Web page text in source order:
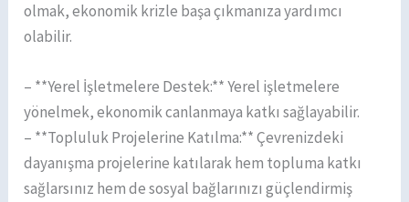
olmak, ekonomik krizle başa çıkmanıza yardımcı
olabilir.
– **Yerel İşletmelere Destek:** Yerel işletmelere
yönelmek, ekonomik canlanmaya katkı sağlayabilir.
– **Topluluk Projelerine Katılma:** Çevrenizdeki
dayanışma projelerine katılarak hem topluma katkı
sağlarsınız hem de sosyal bağlarınızı güçlendirmiş